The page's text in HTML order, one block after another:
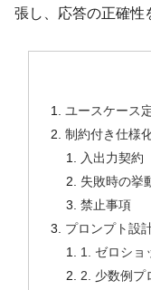
張し、応答の正確性
ユースケース
制約付き仕様
入出力契約
失敗時の挙
禁止事項
プロンプト設
1. ゼロショ
2. 少数例プ